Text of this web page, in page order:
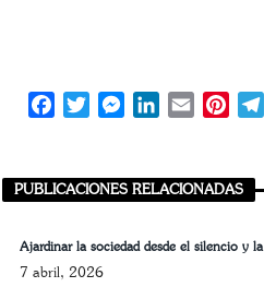
FacebookTwitterMessengerLinkedIn
Email
PUBLICACIONES RELACIONADAS
Ajardinar la sociedad desde el silencio y la
7 abril, 2026